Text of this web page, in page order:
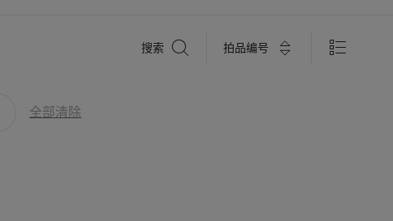
搜索 拍品编号
全部清除